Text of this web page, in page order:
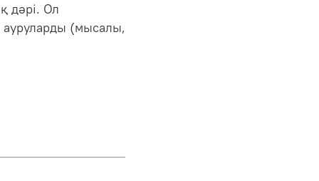
дәрі. Ол
ауруларды (мысалы,